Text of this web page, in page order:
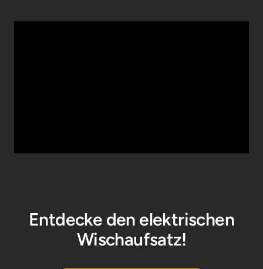
Entdecke den elektrischen
Wischaufsatz!